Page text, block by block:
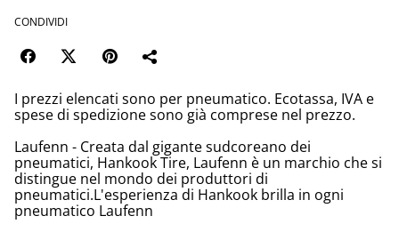
CONDIVIDI
I prezzi elencati sono per pneumatico. Ecotassa, IVA e
spese di spedizione sono già comprese nel prezzo.
Laufenn - Creata dal gigante sudcoreano dei
pneumatici, Hankook Tire, Laufenn è un marchio che si
distingue nel mondo dei produttori di
pneumatici.L'esperienza di Hankook brilla in ogni
pneumatico Laufenn